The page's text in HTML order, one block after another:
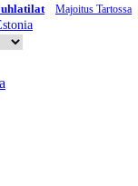
Majoitus Tartossa